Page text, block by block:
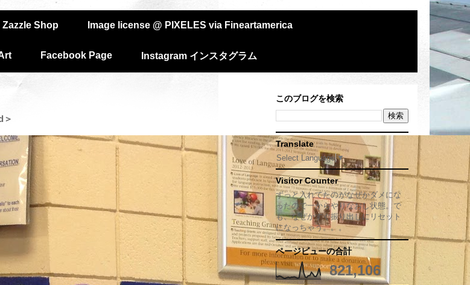
Zazzle Shop Image license @ PIXELES via Fineartamerica
Facebook Page Instagram インスタグラム
＞
このブログを検索
Translate
Select Language ▼
Visitor Counter
ずっと入れてたのがなぜかダメにな
ったので一からやりなおし状態。で
も、なぜかすぐ振り出しにリセット
になっちゃう。。。
ページビューの合計
821,106